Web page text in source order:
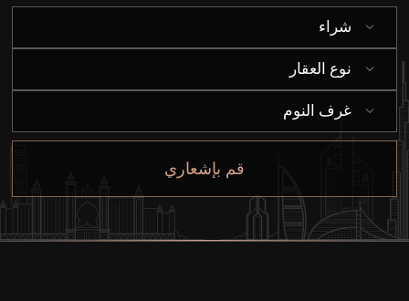
إيجار
من نحن
شراء
نوع العقار
غرف النوم
قم بإشعاري